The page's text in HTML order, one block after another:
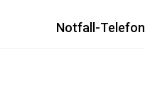
Notfall-Telefon